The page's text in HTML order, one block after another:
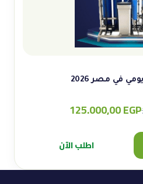
Original
125.000,00EGP
Current
اطلب الآن